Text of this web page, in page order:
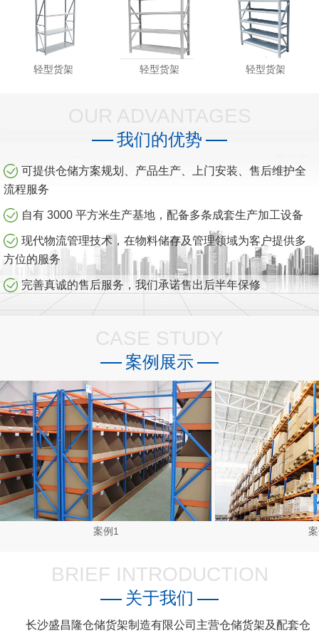
轻型货架 轻型货架 轻型货架
我们的优势
可提供仓储方案规划、产品生产、上门安装、售后维护全
流程服务
自有 3000 平方米生产基地，配备多条成套生产加工设备
现代物流管理技术，在物料储存及管理领域为客户提供多
方位的服务
完善真诚的售后服务，我们承诺售出后半年保修
CASE STUDY
案例展示
案例1
BRIEF INTRODUCTION
关于我们
长沙盛昌隆仓储货架制造有限公司主营仓储货架及配套仓